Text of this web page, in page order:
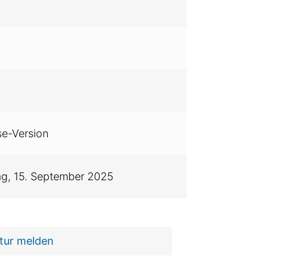
Version
15. September 2025
melden